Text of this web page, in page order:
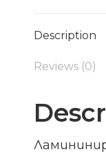
Description
Reviews (0)